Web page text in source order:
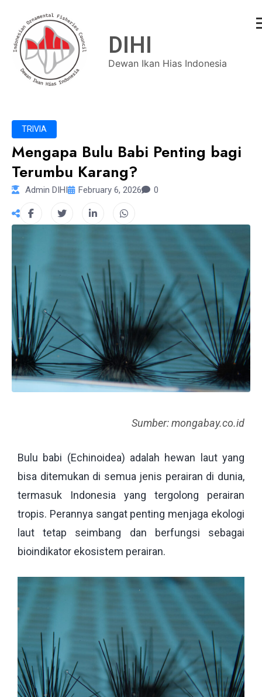
DIHI
Dewan Ikan Hias Indonesia
TRIVIA
Mengapa Bulu Babi Penting bagi
Terumbu Karang?
Admin DIHI February 6, 2026 0
Sumber: mongabay.co.id
Bulu babi (Echinoidea) adalah hewan laut yang
bisa ditemukan di semua jenis perairan di dunia,
termasuk Indonesia yang tergolong perairan
tropis. Perannya sangat penting menjaga ekologi
laut tetap seimbang dan berfungsi sebagai
bioindikator ekosistem perairan.